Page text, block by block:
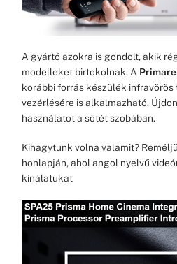
A gyártó azokra is gondolt, akik
modelleket birtokolnak. A
korábbi forrás készülék
vezérlésére is alkalmazható.
használatot a sötét szobában.
Kihagytunk volna valamit?
honlapján, ahol angol nyelvű
kínálatukat